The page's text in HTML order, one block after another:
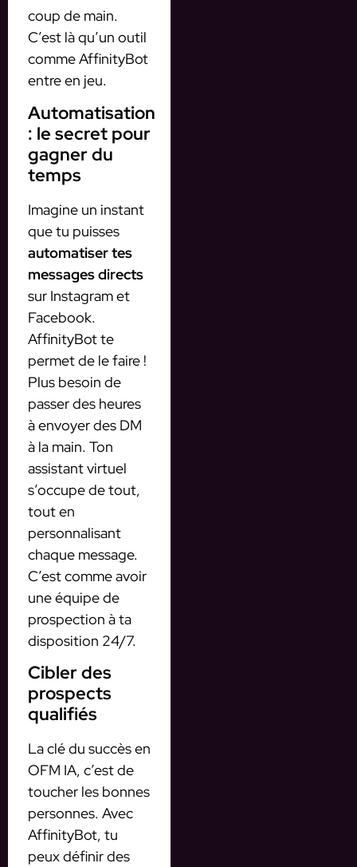
coup de main.
C’est là qu’un outil
comme AffinityBot
entre en jeu.
Automatisation
: le secret pour
gagner du
temps
Imagine un instant
que tu puisses
automatiser tes
messages directs
sur Instagram et
Facebook.
AffinityBot te
permet de le faire !
Plus besoin de
passer des heures
à envoyer des DM
à la main. Ton
assistant virtuel
s’occupe de tout,
tout en
personnalisant
chaque message.
C’est comme avoir
une équipe de
prospection à ta
disposition 24/7.
Cibler des
prospects
qualifiés
La clé du succès en
OFM IA, c’est de
toucher les bonnes
personnes. Avec
AffinityBot, tu
peux définir des